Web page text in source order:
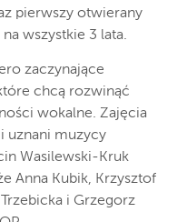
pierwszy otwierany
wszystkie 3 lata.
zaczynające
chcą rozwinąć
wokalne. Zajęcia
uznani muzycy
Wasilewski-Kruk
Anna Kubik, Krzysztof
i Grzegorz